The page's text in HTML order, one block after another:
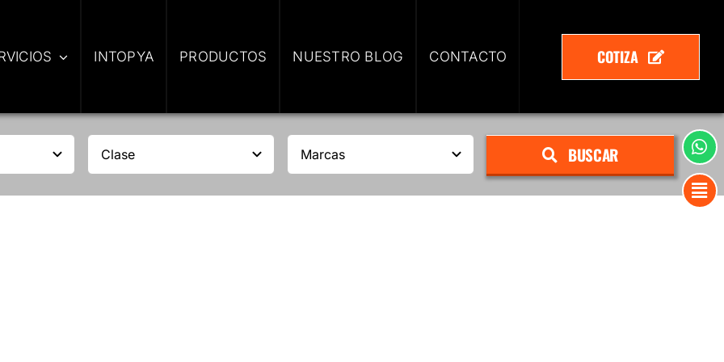
INTOPYA PRODUCTOS NUESTRO BLOG CONTACTO COTIZA
BUSCAR